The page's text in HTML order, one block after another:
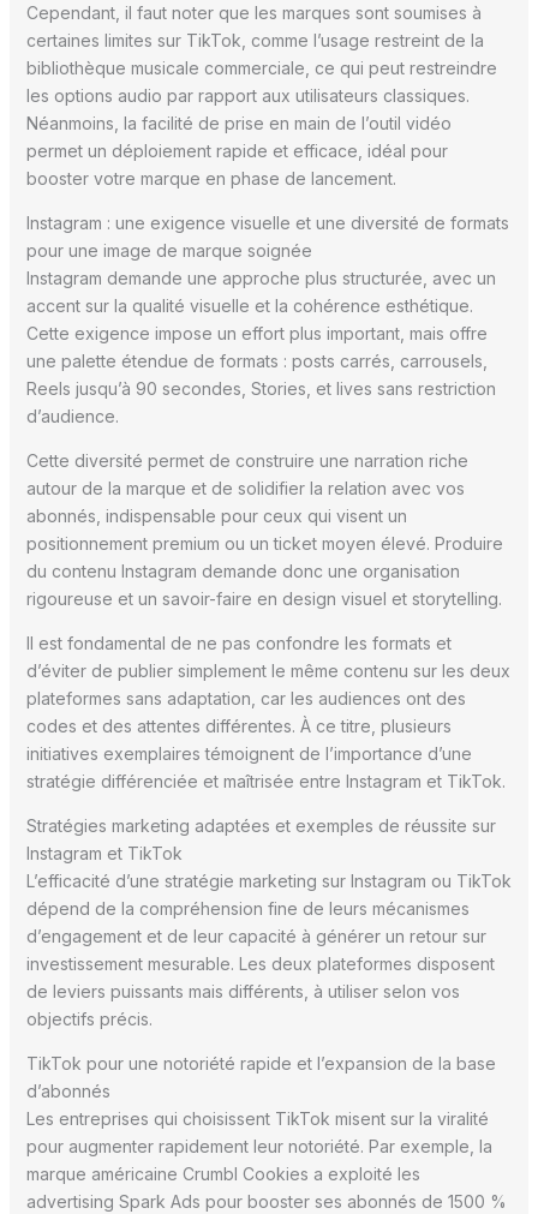
Cependant, il faut noter que les marques sont soumises à
certaines limites sur TikTok, comme l’usage restreint de la
bibliothèque musicale commerciale, ce qui peut restreindre
les options audio par rapport aux utilisateurs classiques.
Néanmoins, la facilité de prise en main de l’outil vidéo
permet un déploiement rapide et efficace, idéal pour
booster votre marque en phase de lancement.
Instagram : une exigence visuelle et une diversité de formats
pour une image de marque soignée
Instagram demande une approche plus structurée, avec un
accent sur la qualité visuelle et la cohérence esthétique.
Cette exigence impose un effort plus important, mais offre
une palette étendue de formats : posts carrés, carrousels,
Reels jusqu’à 90 secondes, Stories, et lives sans restriction
d’audience.
Cette diversité permet de construire une narration riche
autour de la marque et de solidifier la relation avec vos
abonnés, indispensable pour ceux qui visent un
positionnement premium ou un ticket moyen élevé. Produire
du contenu Instagram demande donc une organisation
rigoureuse et un savoir-faire en design visuel et storytelling.
Il est fondamental de ne pas confondre les formats et
d’éviter de publier simplement le même contenu sur les deux
plateformes sans adaptation, car les audiences ont des
codes et des attentes différentes. À ce titre, plusieurs
initiatives exemplaires témoignent de l’importance d’une
stratégie différenciée et maîtrisée entre Instagram et TikTok.
Stratégies marketing adaptées et exemples de réussite sur
Instagram et TikTok
L’efficacité d’une stratégie marketing sur Instagram ou TikTok
dépend de la compréhension fine de leurs mécanismes
d’engagement et de leur capacité à générer un retour sur
investissement mesurable. Les deux plateformes disposent
de leviers puissants mais différents, à utiliser selon vos
objectifs précis.
TikTok pour une notoriété rapide et l’expansion de la base
d’abonnés
Les entreprises qui choisissent TikTok misent sur la viralité
pour augmenter rapidement leur notoriété. Par exemple, la
marque américaine Crumbl Cookies a exploité les
advertising Spark Ads pour booster ses abonnés de 1500 %